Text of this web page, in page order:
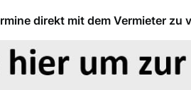
direkt mit dem Vermieter zu